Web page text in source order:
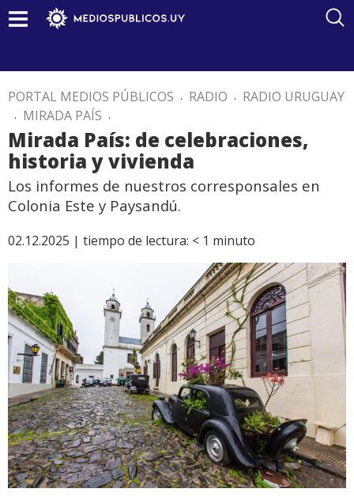
PORTAL MEDIOS PÚBLICOS . RADIO . RADIO URUGUAY
. MIRADA PAÍS .
Mirada País: de celebraciones,
historia y vivienda
Los informes de nuestros corresponsales en
Colonia Este y Paysandú.
02.12.2025 | tiempo de lectura: < 1 minuto